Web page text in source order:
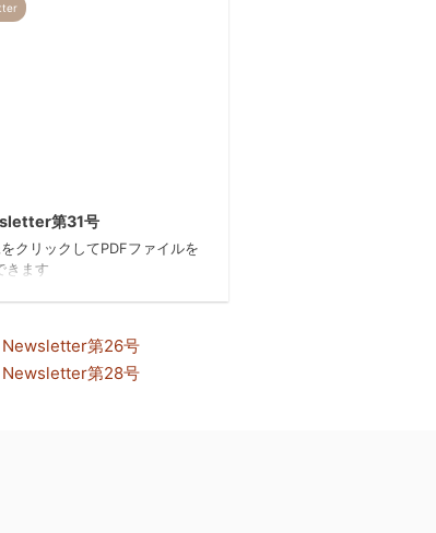
第31号
クリックしてPDFファイルを
きます
Newsletter第26号
Newsletter第28号